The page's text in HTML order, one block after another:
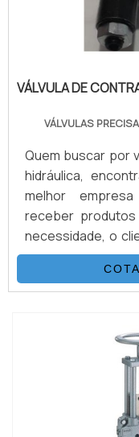
VÁLVULA DE
VÁLVULAS PRECISA
Quem buscar por
hidráulica,
melhor
receber
necessidade, o
organização que
suporte pré-
experiência no
quer encontrar
hidráulica em
descobre a